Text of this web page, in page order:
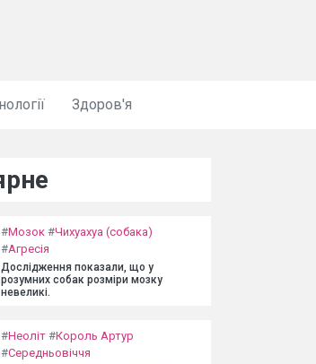
Здоров'я
#Мозок #Чихуахуа (собака)
#Агресія
Дослідження показали, що у
розумних собак розміри мозку
невеликі.
#Неоліт #Король Артур
#Середньовіччя